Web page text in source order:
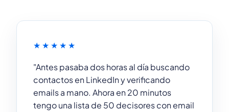
★★★★★
"Antes pasaba dos horas al día buscando
contactos en LinkedIn y verificando
emails a mano. Ahora en 20 minutos
tengo una lista de 50 decisores con email